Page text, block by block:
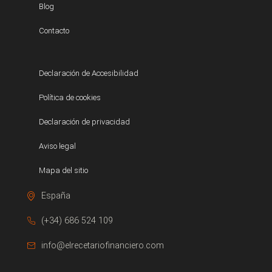
Blog
Contacto
Declaración de Accesibilidad
Política de cookies
Declaración de privacidad
Aviso legal
Mapa del sitio
España
(+34) 686 524 109
info@elrecetariofinanciero.com